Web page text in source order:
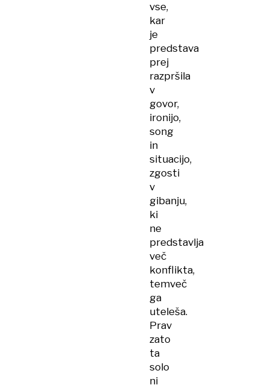
vse,
kar
je
predstava
prej
razpršila
v
govor,
ironijo,
song
in
situacijo,
zgosti
v
gibanju,
ki
ne
predstavlja
več
konflikta,
temveč
ga
uteleša.
Prav
zato
ta
solo
ni